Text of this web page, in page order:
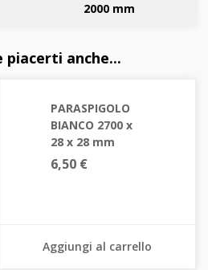
2000 mm
piacerti anche...
PARASPIGOLO
BIANCO 2700 x
28 x 28 mm
6,50 €
Aggiungi al carrello